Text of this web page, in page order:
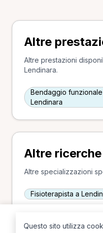
Altre
Altre prestazioni
Lendinara.
Bendaggio
Lendinara
Altre
Altre specializzazioni
Fisioterapista a
Questo sito utilizza